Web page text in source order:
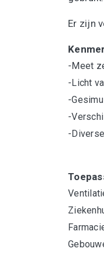
Er zijn
-Meet
-Licht
-
-
-